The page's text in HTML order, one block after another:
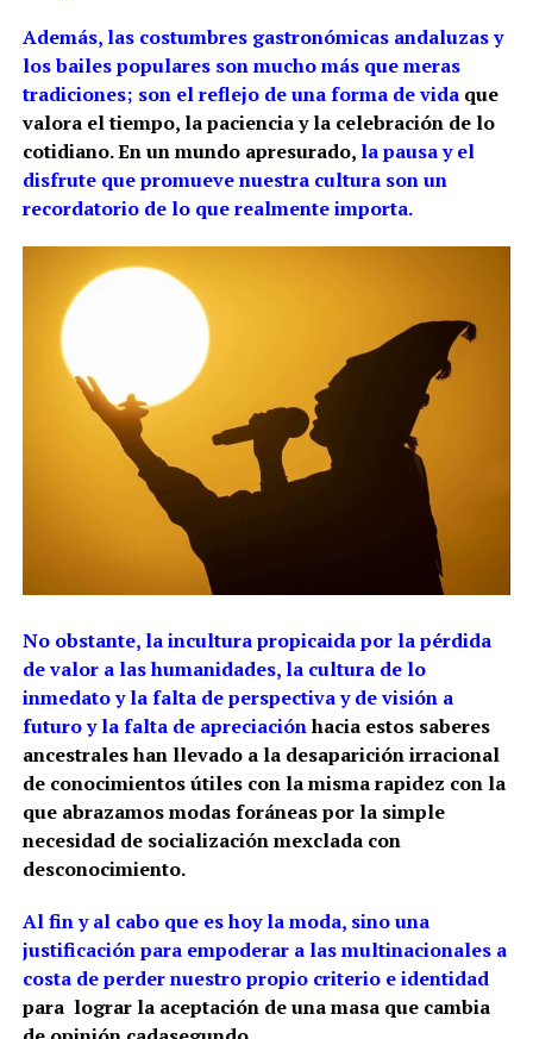
Además, las costumbres gastronómicas andaluzas y
los bailes populares son mucho más que meras
tradiciones; son el reflejo de una forma de vidaque
valora el tiempo, la paciencia y la celebración de lo
cotidiano. En un mundo apresurado, la pausa y el
disfrute que promueve nuestra cultura son un
recordatorio de lo que realmente importa.
No obstante, la incultura propicaida por la pérdida
de valor a las humanidades, la cultura de lo
inmedato y la falta de perspectiva y de visión a
futuro y la falta de apreciaciónhacia estos saberes
ancestrales han llevado a la desaparición irracional
de conocimientos útiles con la misma rapidez con la
que abrazamos modas foráneas por la simple
necesidad de socialización mexclada con
desconocimiento.
Al fin y al cabo que es hoy la moda, sino una
justificación para empoderar a las multinacionales a
costa de perder nuestro propio criterio e identidad
para lograr la aceptación de una masa que cambia